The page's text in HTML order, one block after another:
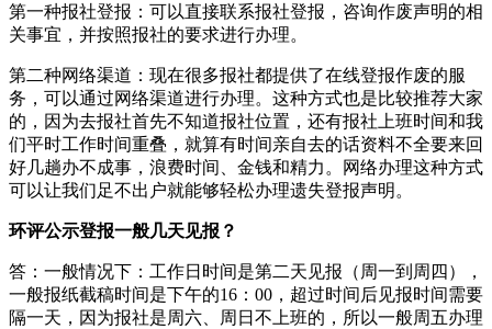
第一种报社登报：可以直接联系报社登报，咨询作废声明的相
关事宜，并按照报社的要求进行办理。
第二种网络渠道：现在很多报社都提供了在线登报作废的服
务，可以通过网络渠道进行办理。这种方式也是比较推荐大家
的，因为去报社首先不知道报社位置，还有报社上班时间和我
们平时工作时间重叠，就算有时间亲自去的话资料不全要来回
好几趟办不成事，浪费时间、金钱和精力。网络办理这种方式
可以让我们足不出户就能够轻松办理遗失登报声明。
环评公示登报一般几天见报？
答：一般情况下：工作日时间是第二天见报（周一到周四），
一般报纸截稿时间是下午的16：00，超过时间后见报时间需要
隔一天，因为报社是周六、周日不上班的，所以一般周五办理